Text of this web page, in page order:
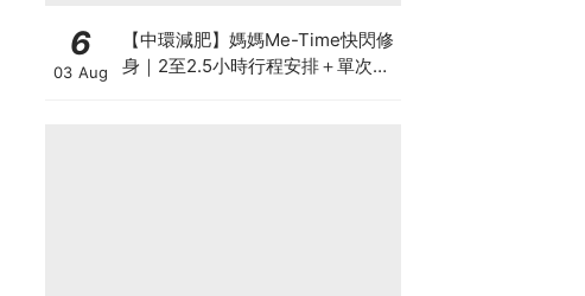
6
03 Aug
【中環減肥】媽媽Me-Time快閃修
身｜2至2.5小時行程安排＋單次收